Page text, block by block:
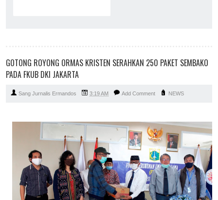
GOTONG ROYONG ORMAS KRISTEN SERAHKAN 250 PAKET SEMBAKO
PADA FKUB DKI JAKARTA
Sang Jurnalis Ermandos 3:19 AM Add Comment NEWS